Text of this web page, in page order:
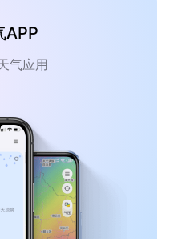
APP
气应用